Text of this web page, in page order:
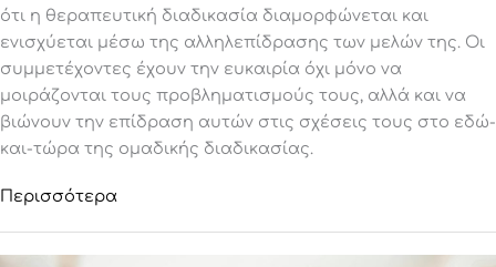
ότι η θεραπευτική διαδικασία διαμορφώνεται και
ενισχύεται μέσω της αλληλεπίδρασης των μελών της. Οι
συμμετέχοντες έχουν την ευκαιρία όχι μόνο να
μοιράζονται τους προβληματισμούς τους, αλλά και να
βιώνουν την επίδραση αυτών στις σχέσεις τους στο εδώ-
και-τώρα της ομαδικής διαδικασίας.
Περισσότερα